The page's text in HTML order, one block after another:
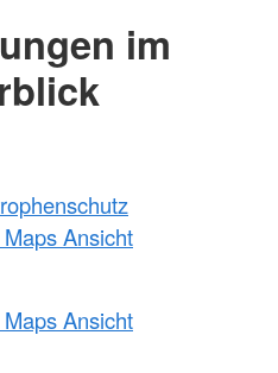
im
Ansicht
Ansicht